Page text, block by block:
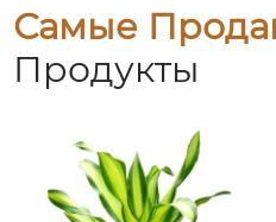
Самые
Продукты